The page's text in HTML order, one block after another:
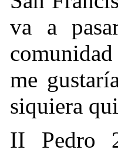
va a
me
siquiera
II Pedro